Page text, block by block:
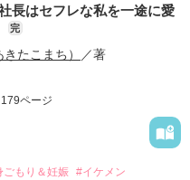
いた美桜。
人の関係は壊れてしまう。
親の離婚によって
離れになった。
と思っていた哲平に
長はセフレな私を一途に愛
完
たこまち） ／著
179ページ
ごもり＆妊娠 #イケメン